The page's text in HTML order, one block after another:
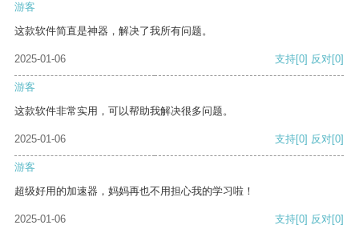
游客
这款软件简直是神器，解决了我所有问题。
2025-01-06 支持[0] 反对[0]
游客
这款软件非常实用，可以帮助我解决很多问题。
2025-01-06 支持[0] 反对[0]
游客
超级好用的加速器，妈妈再也不用担心我的学习啦！
2025-01-06 支持[0] 反对[0]